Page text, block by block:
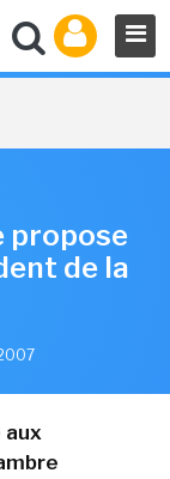
propose
de la
aux